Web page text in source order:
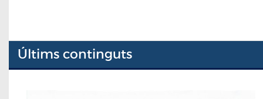
Últims continguts